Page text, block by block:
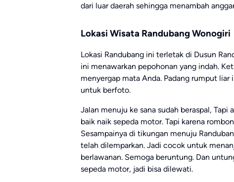
dari luar daerah sehingga menambah
Lokasi Wisata Randubang Wonogiri
Lokasi Randubang ini terletak di Dusun
ini menawarkan pepohonan yang indah.
menyergap mata Anda. Padang rumput
untuk berfoto.
Jalan menuju ke sana sudah beraspal, Tapi
baik naik sepeda motor. Tapi karena
Sesampainya di tikungan menuju
telah dilemparkan. Jadi cocok untuk
berlawanan. Semoga beruntung. Dan
sepeda motor, jadi bisa dilewati.